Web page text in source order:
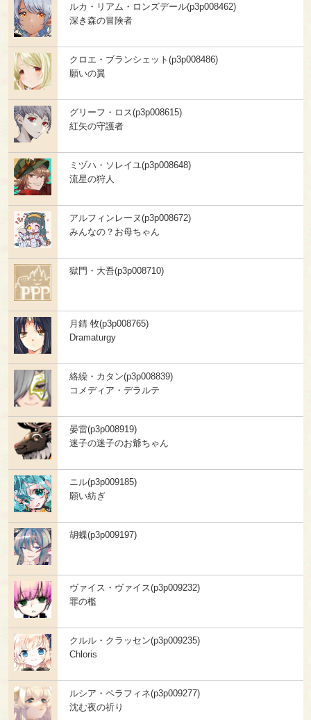
ルカ・リアム・ロンズデール(p3p008462)
深き森の冒険者
クロエ・ブランシェット(p3p008486)
願いの翼
グリーフ・ロス(p3p008615)
紅矢の守護者
ミヅハ・ソレイユ(p3p008648)
流星の狩人
アルフィンレーヌ(p3p008672)
みんなの？お母ちゃん
獄門・大吾(p3p008710)
月錆 牧(p3p008765)
Dramaturgy
絡繰・カタン(p3p008839)
コメディア・デラルテ
晏雷(p3p008919)
迷子の迷子のお爺ちゃん
ニル(p3p009185)
願い紡ぎ
胡蝶(p3p009197)
ヴァイス・ヴァイス(p3p009232)
罪の檻
クルル・クラッセン(p3p009235)
Chloris
ルシア・ペラフィネ(p3p009277)
沈む夜の祈り